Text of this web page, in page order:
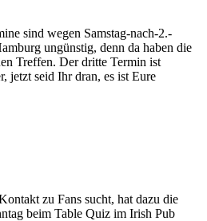
sind wegen Samstag-nach-2.-
ungünstig, denn da haben die
Treffen. Der dritte Termin ist
jetzt seid Ihr dran, es ist Eure
zu Fans sucht, hat dazu die
beim Table Quiz im Irish Pub